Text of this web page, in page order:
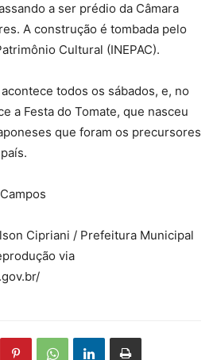
a ser prédio da Câmara
A construção é tombada pelo
Cultural (INEPAC).
todos os sábados, e, no
a Festa do Tomate, que nasceu
que foram os precursores
Cipriani / Prefeitura Municipal
via